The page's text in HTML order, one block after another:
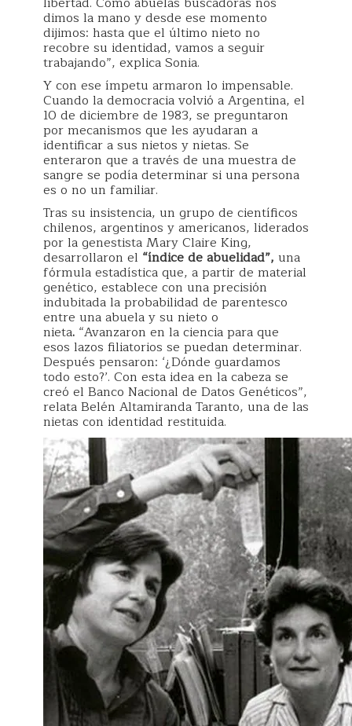
dimos la mano y desde ese momento
dijimos: hasta que el último nieto no
recobre su identidad, vamos a seguir
trabajando”, explica Sonia.
Y con ese ímpetu armaron lo impensable.
Cuando la democracia volvió a Argentina, el
10 de diciembre de 1983, se preguntaron
por mecanismos que les ayudaran a
identificar a sus nietos y nietas. Se
enteraron que a través de una muestra de
sangre se podía determinar si una persona
es o no un familiar.
Tras su insistencia, un grupo de científicos
chilenos, argentinos y americanos, liderados
por la genestista Mary Claire King,
desarrollaron el “índice de abuelidad”, una
fórmula estadística que, a partir de material
genético, establece con una precisión
indubitada la probabilidad de parentesco
entre una abuela y su nieto o
nieta. “Avanzaron en la ciencia para que
esos lazos filiatorios se puedan determinar.
Después pensaron: ‘¿Dónde guardamos
todo esto?’. Con esta idea en la cabeza se
creó el Banco Nacional de Datos Genéticos”,
relata Belén Altamiranda Taranto, una de las
nietas con identidad restituida.